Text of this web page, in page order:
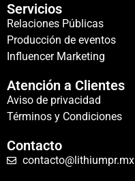
Servicios
Relaciones Públicas
Producción de eventos
Influencer Marketing
Atención a Clientes
Aviso de privacidad
Términos y Condiciones
Contacto
contacto@lithiumpr.mx